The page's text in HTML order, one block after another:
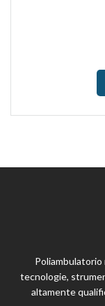
Poliambulatorio
tecnologie,
altamente